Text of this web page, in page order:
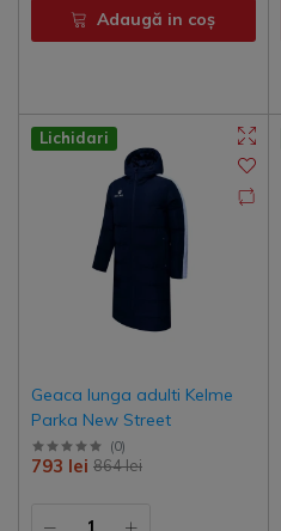
Adaugă in coş
Lichidari
Geaca lunga adulti Kelme
Parka New Street
(0)
864 lei
793 lei